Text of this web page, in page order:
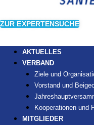
ZUR EXPERTENSUCHE
AKTUELLES
VERBAND
Ziele und
Vorstand und
Kooperationen und
MITGLIEDER